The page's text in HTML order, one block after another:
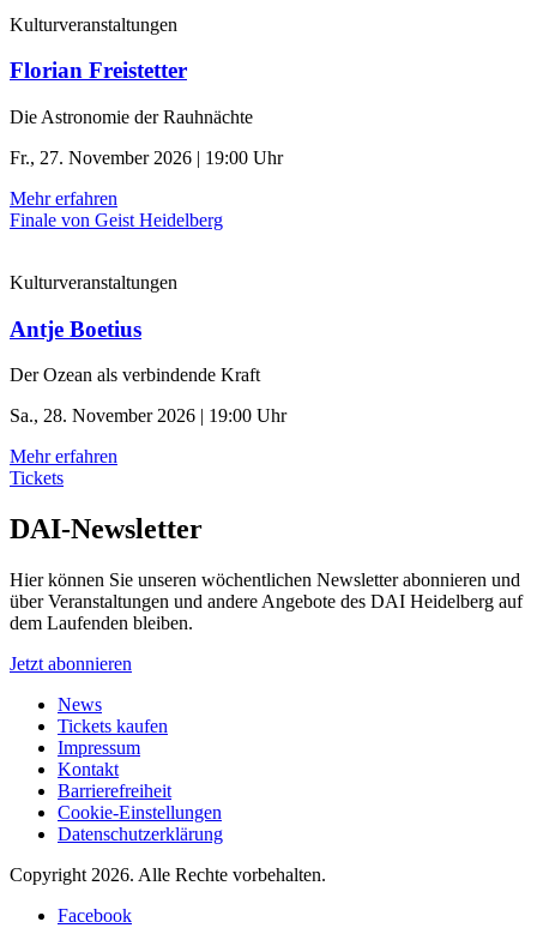
Kulturveranstaltungen
Florian Freistetter
Die Astronomie der ­Rauhnächte
Fr., 27. November 2026 | 19:00 Uhr
Mehr erfahren
Finale von Geist Heidelberg
Kulturveranstaltungen
Antje Boetius
Der Ozean als verbindende Kraft
Sa., 28. November 2026 | 19:00 Uhr
Mehr erfahren
Tickets
DAI-Newsletter
Hier können Sie unseren wöchentlichen Newsletter abonnieren und
über Veranstaltungen und andere Angebote des DAI Heidelberg auf
dem Laufenden bleiben.
Jetzt abonnieren
News
Tickets kaufen
Impressum
Kontakt
Barrierefreiheit
Cookie-Einstellungen
Datenschutzerklärung
Copyright 2026. Alle Rechte vorbehalten.
Facebook